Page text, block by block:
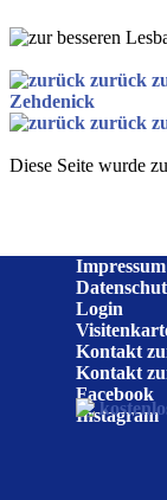
zurück
Zehdenick
zurück
Diese Seite wurde
Impressum
Login
Kontakt
Kontakt
Facebook
Instagram